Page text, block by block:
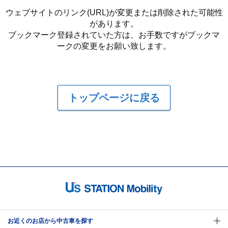
ウェブサイトのリンク(URL)が変更または削除された可能性
があります。
ブックマーク登録されていた方は、お手数ですがブックマ
ークの変更をお願い致します。
トップページに戻る
お近くのお店から中古車を探す